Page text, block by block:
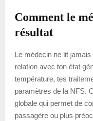
Comment le
résultat
Le médecin ne lit
relation avec ton état
température, tes
paramètres de la NFS.
globale qui permet de
passagère ou plus